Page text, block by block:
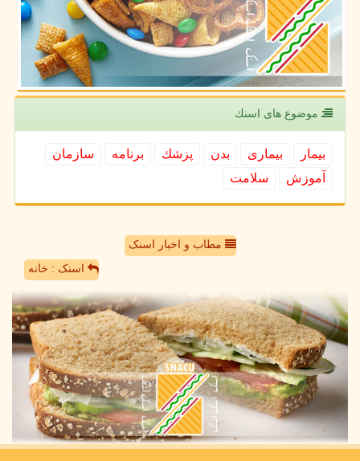
موضوع های اسنك
بیمار بیماری بدن پزشك برنامه
سازمان
آموزش
سلامت
مطاب و اخبار اسنک
اسنک : خانه